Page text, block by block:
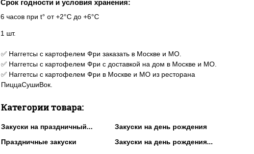
Срок годности и условия хранения:
6 часов при t° от +2°C до +6°C
1 шт.
✅ Наггетсы с картофелем Фри заказать в Москве и МО.
✅ Наггетсы с картофелем Фри с доставкой на дом в Москве и МО.
✅ Наггетсы с картофелем Фри в Москве и МО из ресторана
ПиццаСушиВок.
Категории товара:
Закуски на праздничный...
Закуски на день рождения
Праздничные закуски
Закуски на день рождения...